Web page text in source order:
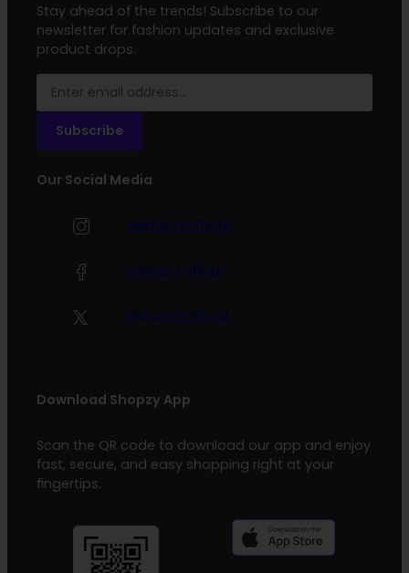
Stay ahead of the trends! Subscribe to our
newsletter for fashion updates and exclusive
product drops.
Subscribe
Our Social Media
@shopzyofficial
Shopzy Official
@shopzyofficial
Download Shopzy App
Scan the QR code to download our app and enjoy
fast, secure, and easy shopping right at your
fingertips.